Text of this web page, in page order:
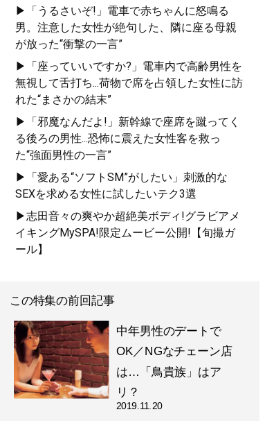
▶「うるさいぞ!」電車で赤ちゃんに怒鳴る
男。注意した女性が絶句した、隣に座る母親
が放った“衝撃の一言”
▶「座っていいですか?」電車内で高齢男性を
無視して舌打ち...荷物で席を占領した女性に訪
れた“まさかの結末”
▶「邪魔なんだよ!」新幹線で座席を蹴ってく
る後ろの男性...恐怖に震えた女性客を救っ
た“強面男性の一言”
▶「愛ある“ソフトSM”がしたい」刺激的な
SEXを求める女性に試したいテク3選
▶志田音々の爽やか超絶美ボディ!グラビアメ
イキングMySPA!限定ムービー公開!【旬撮ガ
ール】
この特集の前回記事
中年男性のデートで
OK／NGなチェーン店
は…「鳥貴族」はア
リ？
2019.11.20